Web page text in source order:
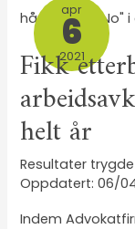
apr
6
2021
Fikk
helt år
Resultater
06/
Indem